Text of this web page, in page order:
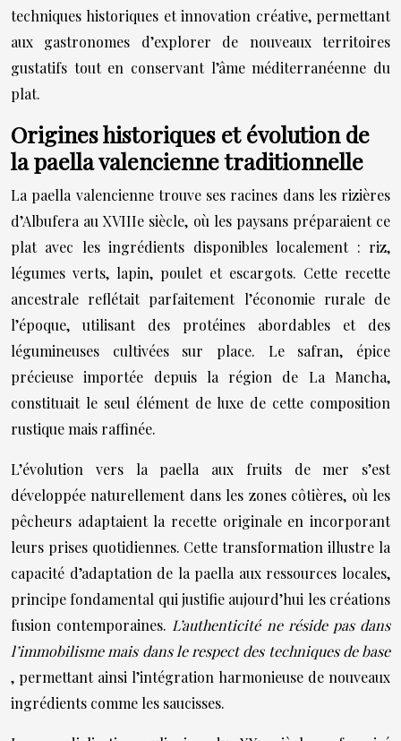
techniques historiques et innovation créative, permettant
aux gastronomes d’explorer de nouveaux territoires
gustatifs tout en conservant l’âme méditerranéenne du
plat.
Origines historiques et évolution de
la paella valencienne traditionnelle
La paella valencienne trouve ses racines dans les rizières
d’Albufera au XVIIIe siècle, où les paysans préparaient ce
plat avec les ingrédients disponibles localement : riz,
légumes verts, lapin, poulet et escargots. Cette recette
ancestrale reflétait parfaitement l’économie rurale de
l’époque, utilisant des protéines abordables et des
légumineuses cultivées sur place. Le safran, épice
précieuse importée depuis la région de La Mancha,
constituait le seul élément de luxe de cette composition
rustique mais raffinée.
L’évolution vers la paella aux fruits de mer s’est
développée naturellement dans les zones côtières, où les
pêcheurs adaptaient la recette originale en incorporant
leurs prises quotidiennes. Cette transformation illustre la
capacité d’adaptation de la paella aux ressources locales,
principe fondamental qui justifie aujourd’hui les créations
fusion contemporaines. L’authenticité ne réside pas dans
l’immobilisme mais dans le respect des techniques de base
, permettant ainsi l’intégration harmonieuse de nouveaux
ingrédients comme les saucisses.